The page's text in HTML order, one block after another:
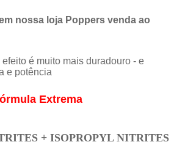
nossa loja Poppers venda ao
efeito é muito mais duradouro - e
e potência
Extrema
+ ISOPROPYL NITRITES